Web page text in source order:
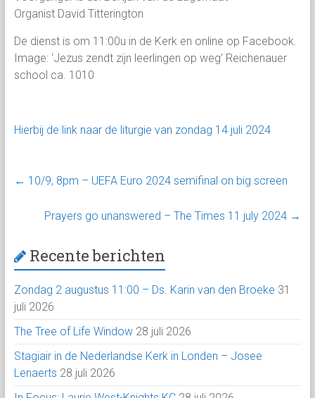
Organist David Titterington
De dienst is om 11:00u in de Kerk en online op Facebook.
Image: ‘Jezus zendt zijn leerlingen op weg’ Reichenauer
school ca. 1010
Hierbij de link naar de liturgie van zondag 14 juli 2024
← 10/9, 8pm – UEFA Euro 2024 semifinal on big screen
Prayers go unanswered – The Times 11 july 2024 →
Recente berichten
Zondag 2 augustus 11:00 – Ds. Karin van den Broeke 31
juli 2026
The Tree of Life Window 28 juli 2026
Stagiair in de Nederlandse Kerk in Londen – Josee
Lenaerts 28 juli 2026